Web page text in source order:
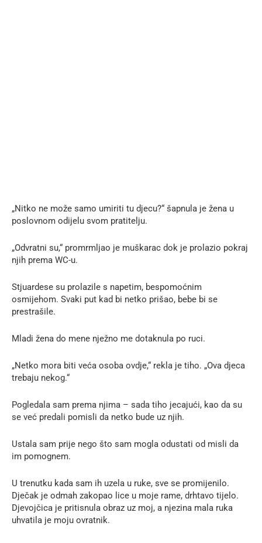
„Nitko ne može samo umiriti tu djecu?“ šapnula je žena u
poslovnom odijelu svom pratitelju.
„Odvratni su,“ promrmljao je muškarac dok je prolazio pokraj
njih prema WC-u.
Stjuardese su prolazile s napetim, bespomoćnim
osmijehom. Svaki put kad bi netko prišao, bebe bi se
prestrašile.
Mladi žena do mene nježno me dotaknula po ruci.
„Netko mora biti veća osoba ovdje,“ rekla je tiho. „Ova djeca
trebaju nekog.“
Pogledala sam prema njima – sada tiho jecajući, kao da su
se već predali pomisli da netko bude uz njih.
Ustala sam prije nego što sam mogla odustati od misli da
im pomognem.
U trenutku kada sam ih uzela u ruke, sve se promijenilo.
Dječak je odmah zakopao lice u moje rame, drhtavo tijelo.
Djevojčica je pritisnula obraz uz moj, a njezina mala ruka
uhvatila je moju ovratnik.